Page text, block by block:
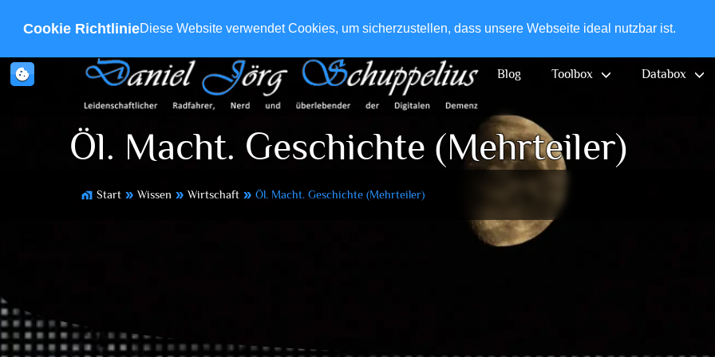
Cookie RichtlinieDiese Website verwendet Cookies, um sicherzustellen, dass unsere Webseite ideal nutzbar ist.
Blog Toolbox Databox
Öl. Macht. Geschichte (Mehrteiler)
home_work Start double_arrow Wissen double_arrow Wirtschaft double_arrow Öl. Macht. Geschichte (Mehrteiler)
cookie